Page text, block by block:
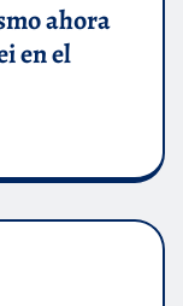
ahora
en el